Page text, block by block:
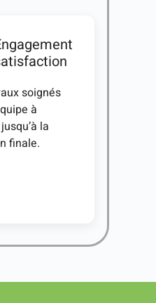
soignés
à
la
finale.